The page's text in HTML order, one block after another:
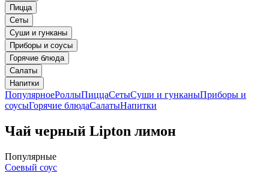
Пицца
Сеты
Суши и гунканы
Приборы и соусы
Горячие блюда
Салаты
Напитки
ПопулярноеРоллыПиццаСетыСуши и гунканыПриборы и
соусыГорячие блюдаСалатыНапитки
Чай черный Lipton лимон
Популярные
Соевый соус